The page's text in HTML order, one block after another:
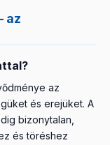
az
az
és erejüket. A
bizonytalan,
és töréshez